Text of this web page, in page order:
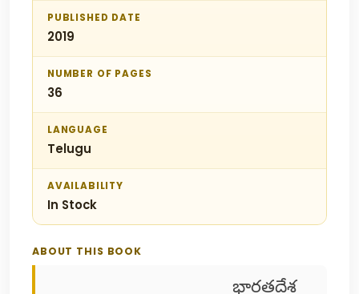
PUBLISHED DATE
2019
NUMBER OF PAGES
36
LANGUAGE
Telugu
AVAILABILITY
In Stock
ABOUT THIS BOOK
భారతదేశ